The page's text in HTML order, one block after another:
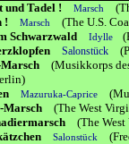
und Tadel ! Marsch
!Marsch
(The U.S.
Schwarzwald Idylle
Salonstück
Marsch(Musikkorps
Mazuruka-Caprice
Marsch(The West
(The
Salonstück